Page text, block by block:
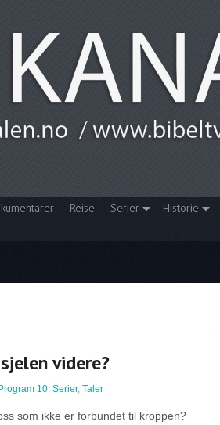
Reise Serier Historie
videre?
Program 10, Serier, Taler
som ikke er forbundet til kroppen?